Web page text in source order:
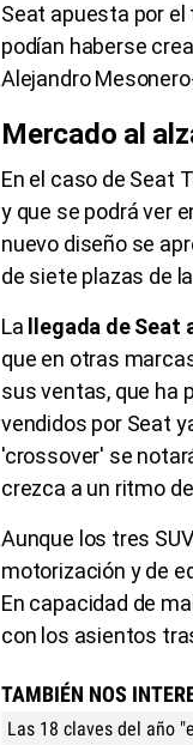
Seat apuesta por
podían haberse
Alejandro
Mercado al
En el caso de Seat
y que se podrá ver
nuevo diseño se
de siete plazas de
La
llegada de
que en otras
sus ventas, que ha
vendidos por Seat
'crossover' se
crezca a un ritmo
Aunque los tres
motorización y de
En capacidad de
con los asientos
TAMBIÉN NOS
Las 18 claves del año